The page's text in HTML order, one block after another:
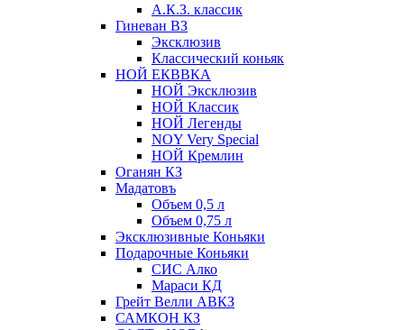
А.К.З. классик
Гиневан ВЗ
Эксклюзив
Классический коньяк
НОЙ ЕКВВКА
НОЙ Эксклюзив
НОЙ Классик
НОЙ Легенды
NOY Very Speсial
НОЙ Кремлин
Оганян КЗ
Мадатовъ
Объем 0,5 л
Объем 0,75 л
Эксклюзивные Коньяки
Подарочные Коньяки
СИС Алко
Мараси КД
Грейт Велли АВКЗ
САМКОН КЗ